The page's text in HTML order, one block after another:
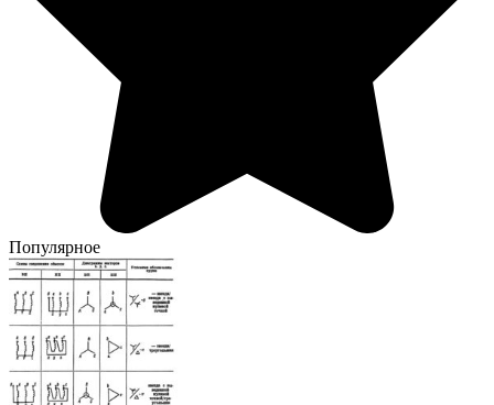
Популярное